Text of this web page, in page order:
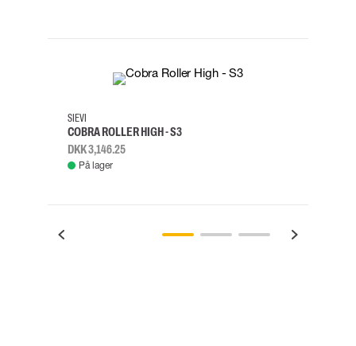
38
SIEVI
COBRA ROLLER HIGH - S3
DKK 3,146.25
På lager